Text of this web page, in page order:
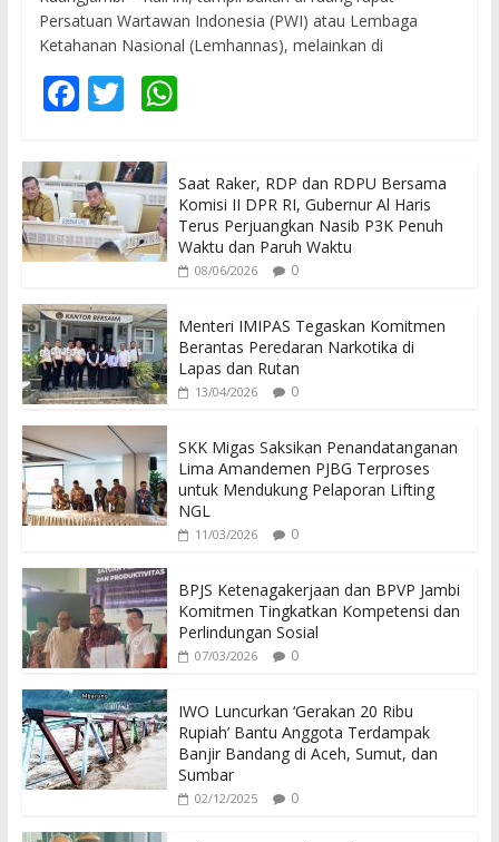
Persatuan Wartawan Indonesia (PWI) atau Lembaga
Ketahanan Nasional (Lemhannas), melainkan di
F
e
b
o
o
k
T
itt
er
W
s
A
p
Saat Raker, RDP dan RDPU Bersama
Komisi II DPR RI, Gubernur Al Haris
Terus Perjuangkan Nasib P3K Penuh
Waktu dan Paruh Waktu
08/06/2026 0
Menteri IMIPAS Tegaskan Komitmen
Berantas Peredaran Narkotika di
Lapas dan Rutan
13/04/2026 0
SKK Migas Saksikan Penandatanganan
Lima Amandemen PJBG Terproses
untuk Mendukung Pelaporan Lifting
NGL
11/03/2026 0
BPJS Ketenagakerjaan dan BPVP Jambi
Komitmen Tingkatkan Kompetensi dan
Perlindungan Sosial
07/03/2026 0
IWO Luncurkan ‘Gerakan 20 Ribu
Rupiah’ Bantu Anggota Terdampak
Banjir Bandang di Aceh, Sumut, dan
Sumbar
02/12/2025 0